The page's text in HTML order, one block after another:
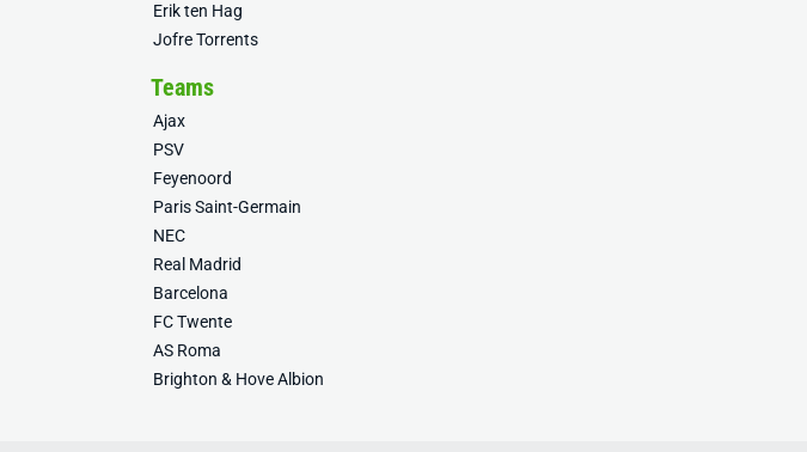
Erik ten Hag
Jofre Torrents
Teams
Ajax
PSV
Feyenoord
Paris Saint-Germain
NEC
Real Madrid
Barcelona
FC Twente
AS Roma
Brighton & Hove Albion